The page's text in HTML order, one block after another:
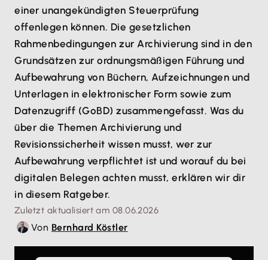
einer unangekündigten Steuerprüfung
offenlegen können. Die gesetzlichen
Rahmenbedingungen zur Archivierung sind in den
Grundsätzen zur ordnungsmäßigen Führung und
Aufbewahrung von Büchern, Aufzeichnungen und
Unterlagen in elektronischer Form sowie zum
Datenzugriff (GoBD) zusammengefasst. Was du
über die Themen Archivierung und
Revisionssicherheit wissen musst, wer zur
Aufbewahrung verpflichtet ist und worauf du bei
digitalen Belegen achten musst, erklären wir dir
in diesem Ratgeber.
Zuletzt aktualisiert am 08.06.2026
Von Bernhard Köstler